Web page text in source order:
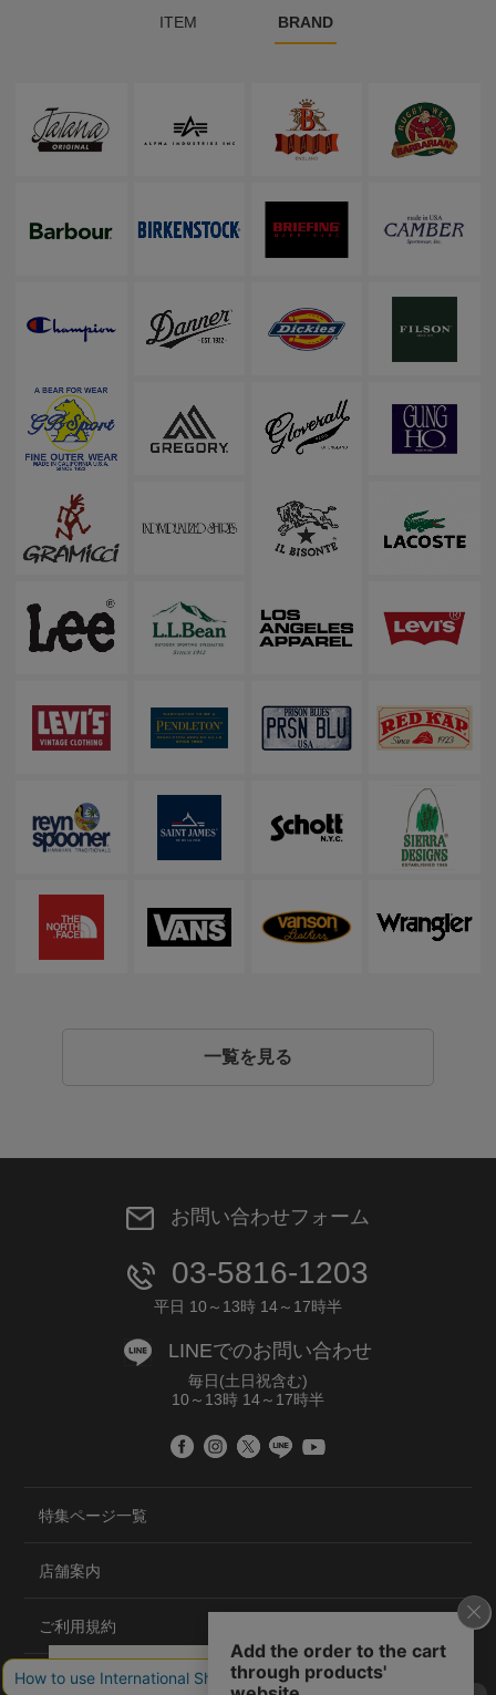
ITEM BRAND
一覧を見る
お問い合わせフォーム
03-5816-1203
平日 10～13時 14～17時半
LINEでのお問い合わせ
毎日(土日祝含む)
10～13時 14～17時半
特集ページ一覧
店舗案内
ご利用規約
プライバシーポリシー